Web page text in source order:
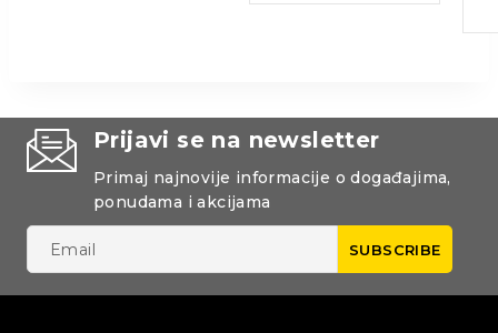
Prijavi se na newsletter
Primaj najnovije informacije o događajima,
ponudama i akcijama